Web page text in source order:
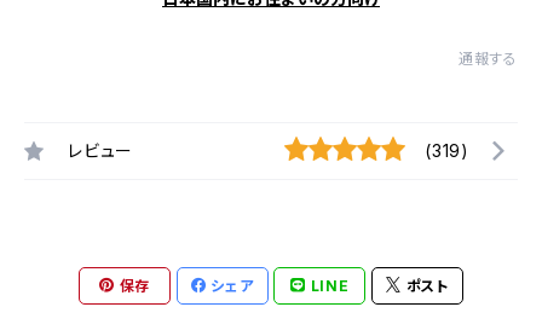
通報する
レビュー (319)
保存 シェア LINE ポスト